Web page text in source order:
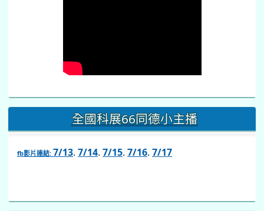
全國科展66同德小主播
fb影片連結: 7/13. 7/14. 7/15. 7/16. 7/17
https://www.facebook.com/share/v/1BsLSkstia/